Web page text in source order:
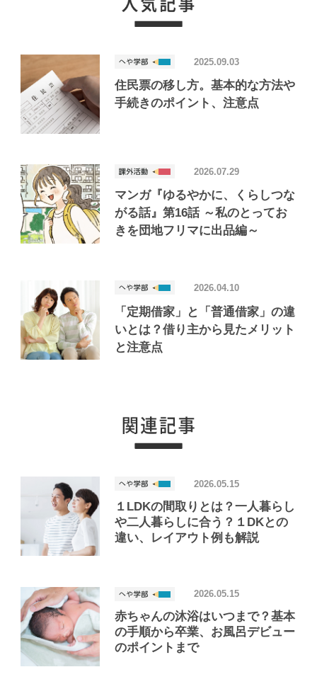
住民票の移し方。基本的な方法や
手続きのポイント、注意点
2025.09.03
マンガ『ゆるやかに、くらしつな
がる話』第16話 ～私のとってお
きを団地フリマに出品編～
2026.07.29
「定期借家」と「普通借家」の違
いとは？借り主から見たメリット
と注意点
2026.04.10
１LDKの間取りとは？一人暮らし
や二人暮らしに合う？１DKとの
違い、レイアウト例も解説
2026.05.15
赤ちゃんの沐浴はいつまで？基本
の手順から卒業、お風呂デビュー
のポイントまで
2026.05.15